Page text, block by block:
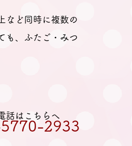
など同時に複数の
も、ふたご・みつ
話はこちらへ
2933